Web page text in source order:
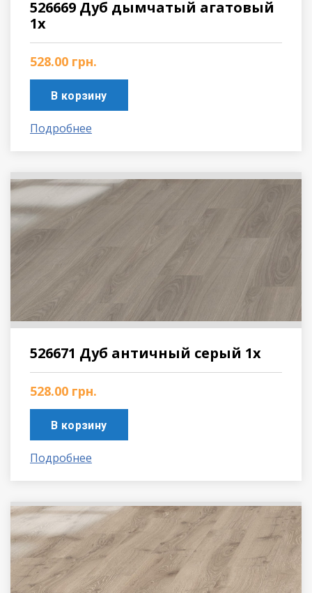
526669 Дуб дымчатый агатовый
1х
528.00 грн.
В корзину
Подробнее
526671 Дуб античный серый 1х
528.00 грн.
В корзину
Подробнее